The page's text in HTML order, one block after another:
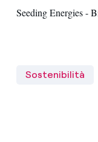
Seeding Energies -
Sostenibilità